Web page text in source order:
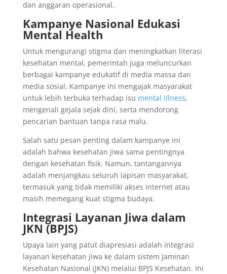
dan anggaran operasional.
Kampanye Nasional Edukasi
Mental Health
Untuk mengurangi stigma dan meningkatkan literasi
kesehatan mental, pemerintah juga meluncurkan
berbagai kampanye edukatif di media massa dan
media sosial. Kampanye ini mengajak masyarakat
untuk lebih terbuka terhadap isu mental illness,
mengenali gejala sejak dini, serta mendorong
pencarian bantuan tanpa rasa malu.
Salah satu pesan penting dalam kampanye ini
adalah bahwa kesehatan jiwa sama pentingnya
dengan kesehatan fisik. Namun, tantangannya
adalah menjangkau seluruh lapisan masyarakat,
termasuk yang tidak memiliki akses internet atau
masih memegang kuat stigma budaya.
Integrasi Layanan Jiwa dalam
JKN (BPJS)
Upaya lain yang patut diapresiasi adalah integrasi
layanan kesehatan jiwa ke dalam sistem Jaminan
Kesehatan Nasional (JKN) melalui BPJS Kesehatan. Ini